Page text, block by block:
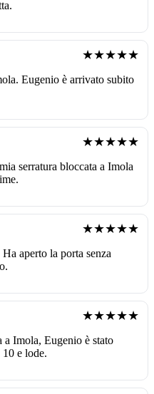
★★★★★
Eugenio è arrivato subito
★★★★★
serratura bloccata a Imola
★★★★★
aperto la porta senza
★★★★★
a Imola, Eugenio è stato
e lode.